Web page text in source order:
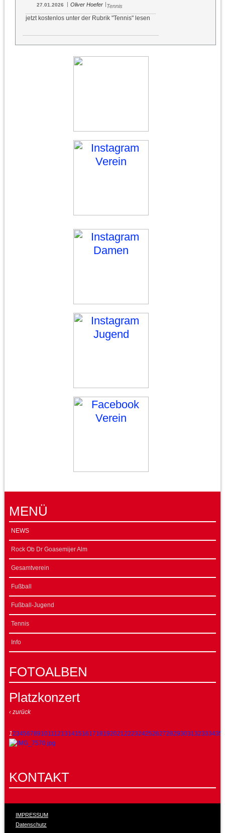
27.01.2026 | Oliver Hoefer |Tennis
jetzt kostenlos unter der Rubrik "Tennis" lesen
MENÜ
NEWS
Rock Ob Dr Goasemijer Alm
Gesamtverein
Fußball
Fußball-Jugend
Tennis
Info
FOTOALBEN
Platzkonzert
‹ zurück
1234567891011121314151617181920212223242526272829303132333435
KONTAKT
IMPRESSUM
Datenschutz